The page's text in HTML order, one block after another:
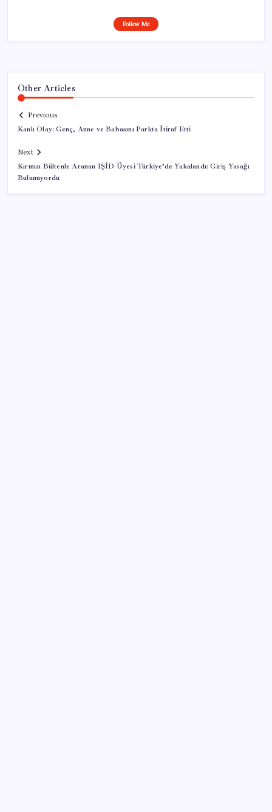
Follow Me
Other Articles
Previous
Kanlı Olay: Genç, Anne ve Babasını Parkta İtiraf Etti
Next
Kırmızı Bültenle Aranan IŞİD Üyesi Türkiye’de Yakalandı: Giriş Yasağı
Bulunuyordu